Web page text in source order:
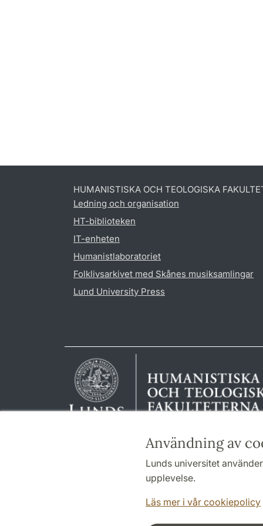
Användning av
Lunds universitet
upplevelse.
Läs mer i vår cookiepolicy
HUMANISTISKA OCH TEOLOGISKA
Ledning och organisation
HT-biblioteken
IT-enheten
Humanistlaboratoriet
Folklivsarkivet med Skånes musiksamlingar
Lund University Press